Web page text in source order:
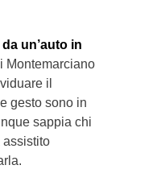
un’auto in
Montemarciano
il
gesto sono in
sappia chi
assistito